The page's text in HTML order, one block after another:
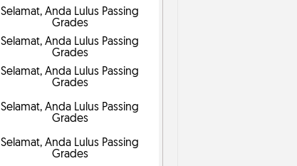
Selamat, Anda Lulus Passing
Grades
Selamat, Anda Lulus Passing
Grades
Selamat, Anda Lulus Passing
Grades
Selamat, Anda Lulus Passing
Grades
Selamat, Anda Lulus Passing
Grades